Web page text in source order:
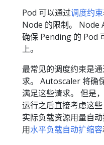
Pod 可以通过调度约束
Node 的限制。 Node
确保 Pending 的 Pod
上。
最常见的调度约束是
求。 Autoscaler 将确
满足这些请求。 但是
运行之后直接考虑这
实际负载资源用量自
用水平负载自动扩缩容